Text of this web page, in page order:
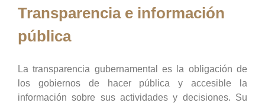
Transparencia e información
pública
La transparencia gubernamental es la obligación de
los gobiernos de hacer pública y accesible la
información sobre sus actividades y decisiones. Su